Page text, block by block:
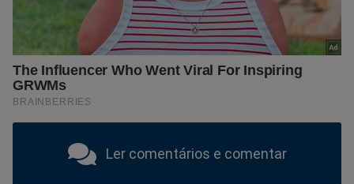
Ler comentários e comentar